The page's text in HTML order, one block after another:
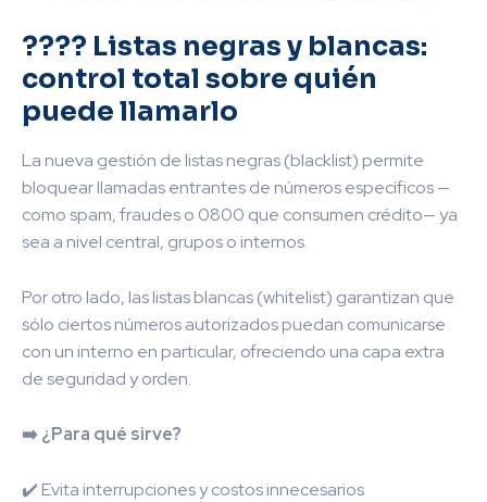
???? Listas negras y blancas:
control total sobre quién
puede llamarlo
La nueva gestión de listas negras (blacklist) permite
bloquear llamadas entrantes de números específicos —
como spam, fraudes o 0800 que consumen crédito— ya
sea a nivel central, grupos o internos.
Por otro lado, las listas blancas (whitelist) garantizan que
sólo ciertos números autorizados puedan comunicarse
con un interno en particular, ofreciendo una capa extra
de seguridad y orden.
➡️ ¿Para qué sirve?
✔️ Evita interrupciones y costos innecesarios